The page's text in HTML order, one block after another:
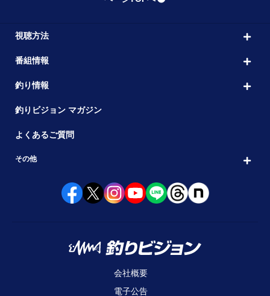
視聴方法
番組情報
釣り情報
釣りビジョン マガジン
よくあるご質問
その他
会社概要
電子公告